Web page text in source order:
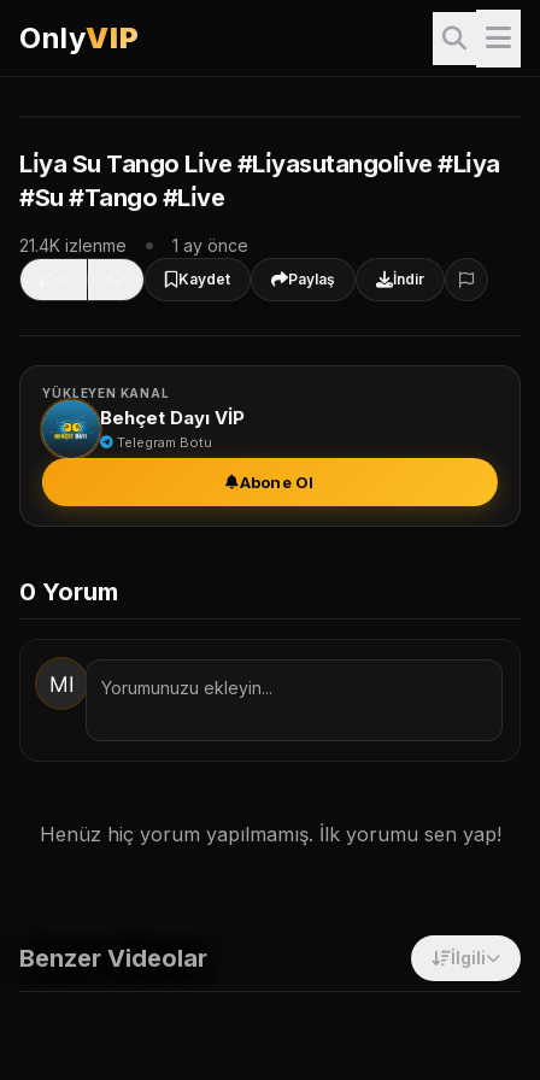
OnlyVIP
Giriş Yap & İzle
Li̇ya Su Tango Li̇ve #Li̇yasutangoli̇ve #Li̇ya
#Su #Tango #Li̇ve
21.4K izlenme 1 ay önce
Kaydet Paylaş İndir
YÜKLEYEN KANAL
Behçet Dayı VİP
Telegram Botu
Abone Ol
0 Yorum
Henüz hiç yorum yapılmamış. İlk yorumu sen yap!
Benzer Videolar İlgili